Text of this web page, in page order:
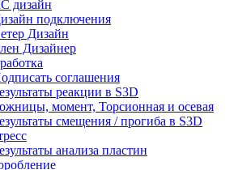
дизайн
подключения
Дизайн
Дизайнер
соглашения
реакции в S3D
момент, Торсионная и осевая
смещения / прогиба в S3D
анализа пластин